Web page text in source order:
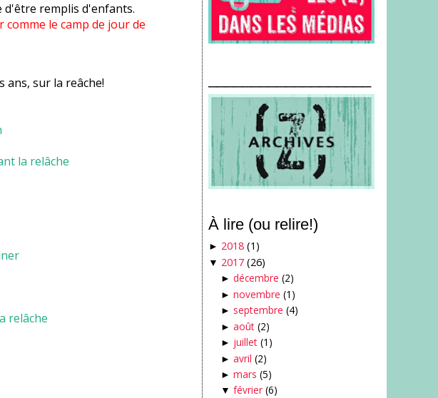
d'être remplis d'enfants.
le camp de jour de
ans, sur la reâche!
la relâche
relâche
À lire (ou relire!)
► 2018 (1)
▼ 2017 (26)
► décembre (2)
► novembre (1)
► septembre (4)
► août (2)
► juillet (1)
► avril (2)
► mars (5)
▼ février (6)